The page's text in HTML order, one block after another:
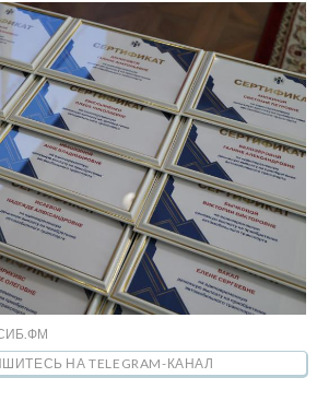
СИБ.ФМ
НА TELEGRAM-КАНАЛ